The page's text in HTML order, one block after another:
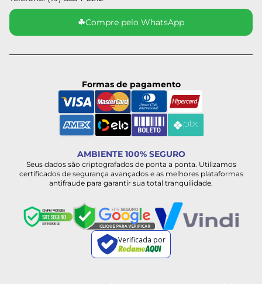
☘Compre pelo WhatsApp
Formas de pagamento
AMBIENTE 100% SEGURO
Seus dados são criptografados de ponta a ponta. Utilizamos
certificados de segurança avançados e as melhores plataformas
antifraude para garantir sua total tranquilidade.
Verificada por